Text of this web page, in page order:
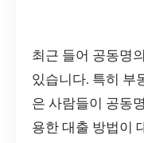
최근 들어 공동명
있습니다. 특히 부
은 사람들이 공동
용한 대출 방법이